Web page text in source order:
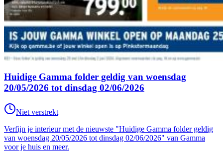
Huidige Gamma folder geldig van woensdag
20/05/2026 tot dinsdag 02/06/2026
Niet verstrekt
Verfijn je interieur met de nieuwste "Huidige Gamma folder geldig
van woensdag 20/05/2026 tot dinsdag 02/06/2026" van Gamma
voor je huis en meer.